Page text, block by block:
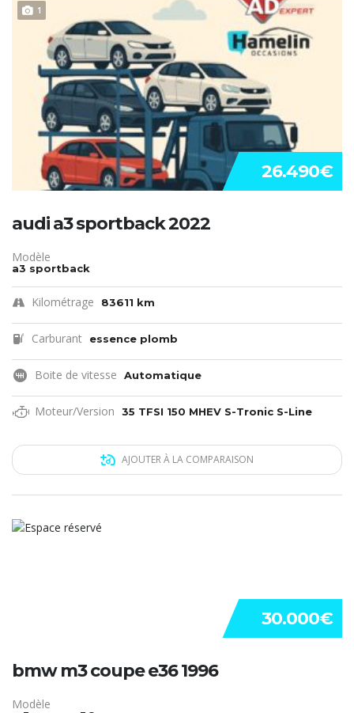
1
26.490€
audi a3 sportback 2022
Modèle
a3 sportback
Kilométrage 83611 km
Carburant essence plomb
Boite de vitesse Automatique
Moteur/Version 35 TFSI 150 MHEV S-Tronic S-Line
AJOUTER À LA COMPARAISON
30.000€
bmw m3 coupe e36 1996
Modèle